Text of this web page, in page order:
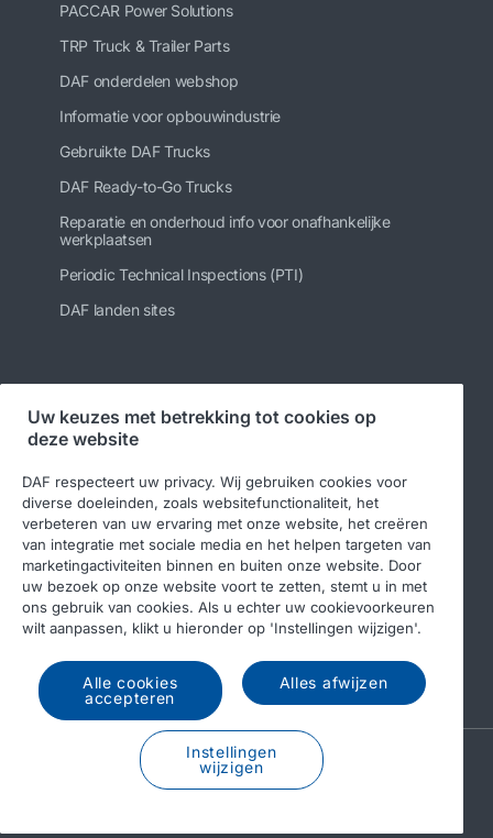
PACCAR Power Solutions
TRP Truck & Trailer Parts
DAF onderdelen webshop
Informatie voor opbouwindustrie
Gebruikte DAF Trucks
DAF Ready-to-Go Trucks
Reparatie en onderhoud info voor onafhankelijke
werkplaatsen
Periodic Technical Inspections (PTI)
DAF landen sites
Volg ons
© 2026 DAF Legal notice
Privacy statement
Algemene voorwaarden
DAF en cookies
Income Tax Report
A PACCAR COMPANY
DRIVEN BY QUALITY
Uw keuzes met betrekking tot cookies op
deze website
DAF respecteert uw privacy. Wij gebruiken cookies voor
diverse doeleinden, zoals websitefunctionaliteit, het
verbeteren van uw ervaring met onze website, het creëren
van integratie met sociale media en het helpen targeten van
marketingactiviteiten binnen en buiten onze website. Door
uw bezoek op onze website voort te zetten, stemt u in met
ons gebruik van cookies. Als u echter uw cookievoorkeuren
wilt aanpassen, klikt u hieronder op 'Instellingen wijzigen'.
Alle cookies
accepteren
Alles afwijzen
Instellingen
wijzigen